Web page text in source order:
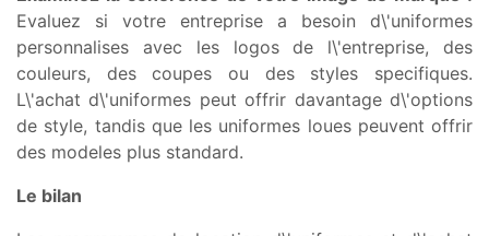
Evaluez si votre entreprise a besoin d\'uniformes
personnalises avec les logos de l\'entreprise, des
couleurs, des coupes ou des styles specifiques.
L\'achat d\'uniformes peut offrir davantage d\'options
de style, tandis que les uniformes loues peuvent offrir
des modeles plus standard.
Le bilan